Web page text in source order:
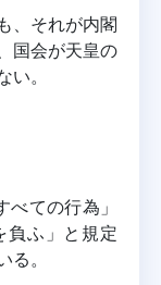
、それが内閣
国会が天皇の
。
ての行為」
負ふ」と規定
。